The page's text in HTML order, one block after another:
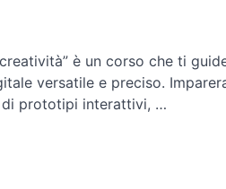
è un corso che ti
versatile e preciso.
di prototipi interattivi, …